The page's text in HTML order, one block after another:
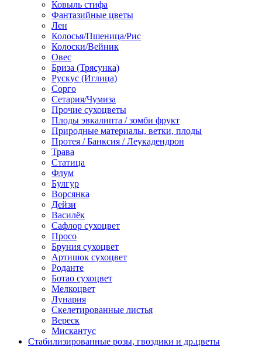
Ковыль стифа
Фантазийные цветы
Лен
Колосья/Пшеница/Рис
Колоски/Вейник
Овес
Бриза (Трясунка)
Рускус (Иглица)
Сорго
Сетария/Чумиза
Прочие сухоцветы
Плоды эвкалипта / зомби фрукт
Природные материалы, ветки, плоды
Протея / Банксия / Леукадендрон
Трава
Статица
Флум
Булгур
Ворсянка
Дейзи
Василёк
Сафлор сухоцвет
Просо
Бруния сухоцвет
Артишок сухоцвет
Роданте
Ботао сухоцвет
Мелкоцвет
Лунария
Скелетированные листья
Вереск
Мискантус
Стабилизированные розы, гвоздики и др.цветы